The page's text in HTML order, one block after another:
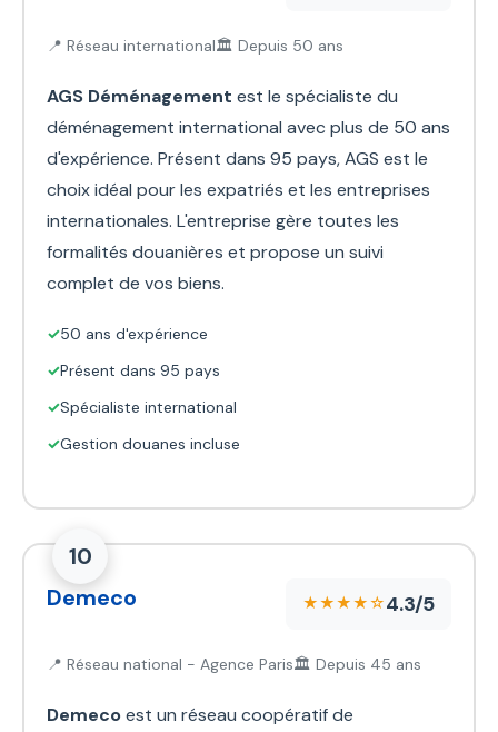
📍 Réseau international🏛️ Depuis 50 ans
AGS Déménagement est le spécialiste du
déménagement international avec plus de 50 ans
d'expérience. Présent dans 95 pays, AGS est le
choix idéal pour les expatriés et les entreprises
internationales. L'entreprise gère toutes les
formalités douanières et propose un suivi
complet de vos biens.
✓50 ans d'expérience
✓Présent dans 95 pays
✓Spécialiste international
✓Gestion douanes incluse
10
Demeco
★★★★☆4.3/5
📍 Réseau national - Agence Paris🏛️ Depuis 45 ans
Demecoest un réseau coopératif de